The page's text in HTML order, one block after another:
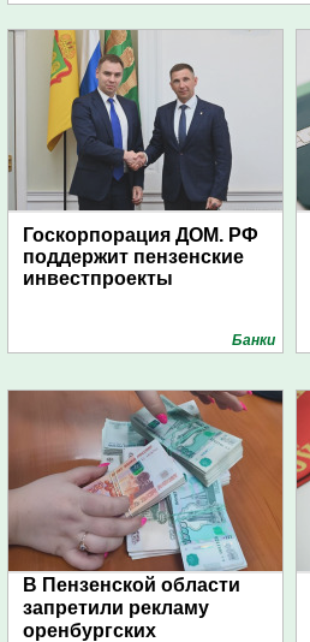
Госкорпорация ДОМ. РФ
поддержит пензенские
инвестпроекты
Банки
В Пензенской области
запретили рекламу
оренбургских